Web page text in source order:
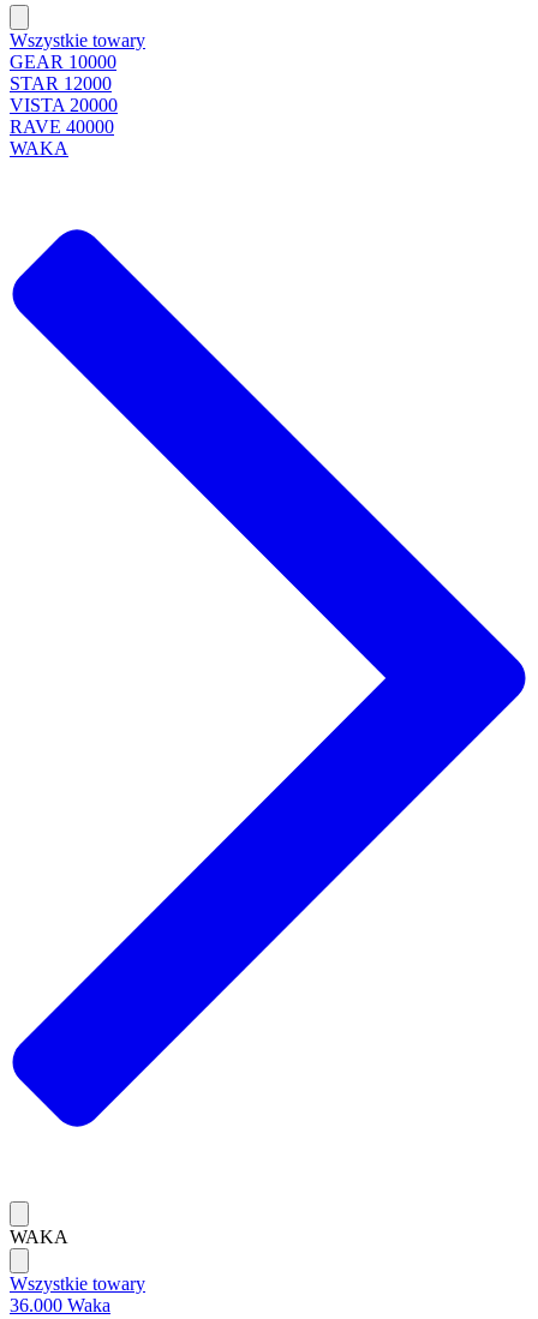
Wszystkie towary
GEAR 10000
STAR 12000
VISTA 20000
RAVE 40000
WAKA
WAKA
Wszystkie towary
36.000 Waka